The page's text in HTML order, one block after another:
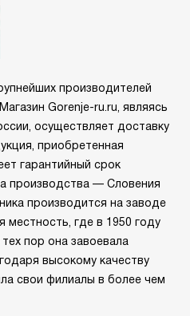
производителей
Gorenje-ru.ru, являясь
осуществляет доставку
приобретенная
гарантийный срок
производства — Словения
производится на заводе
местность, где в 1950 году
пор она завоевала
высокому качеству
свои филиалы в более чем